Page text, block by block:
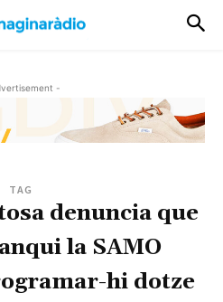
-
TAG
denuncia que
la SAMO
hi dotze